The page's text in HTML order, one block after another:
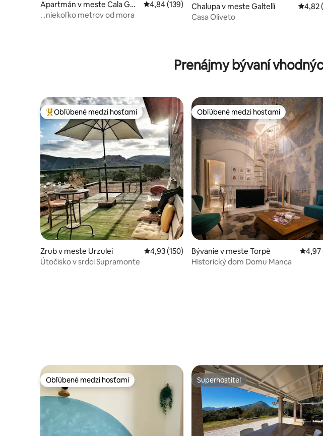
Apartmán v meste Cala Gon
one
Priemerné ohodnotenie 4,84 z 5, počet hodnotení:
4,84 (139)
. .niekoľko metrov od mora
Chalupa v meste Galtellì
4,82
Casa Oliveto
Prenájmy bývaní
Najobľúbenejšie medzi hosťami
Obľúbené medzi hosťami
Zrub v meste Urzulei Priemerné ohodnotenie 4,93 z 5, počet hodnotení:
4,93 (150)
Útočisko v srdci Supramonte
Obľúbené medzi hosťami
Obľúbené medzi hosťami
Bývanie v meste Torpè
4,97
Historický dom Domu Manca
Obľúbené medzi hosťami
Obľúbené medzi hosťami Superhostiteľ
Superhostiteľ